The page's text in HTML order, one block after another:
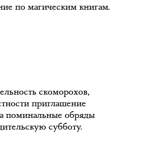
по магическим книгам.
скоморохов,
приглашение
поминальные обряды
субботу.